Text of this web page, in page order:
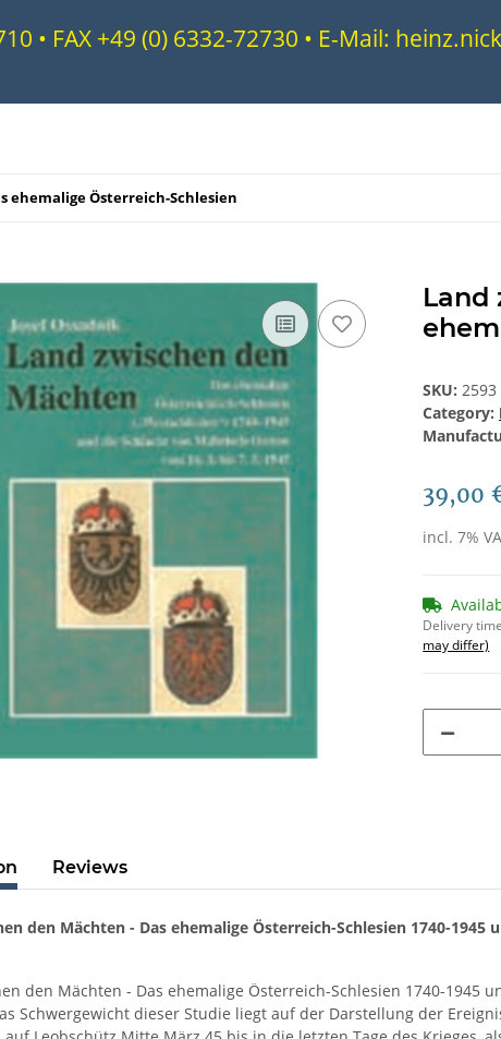
• FAX +49 (0) 6332-72730 • E-Mail:
ehemalige Österreich-Schlesien
Land
SKU:2593
Category:
39,00
incl. 7%
Delivery
may differ)
Reviews
den Mächten - Das ehemalige Österreich-Schlesien 1740-
den Mächten - Das ehemalige Österreich-Schlesien 1740-1945
Schwergewicht dieser Studie liegt auf der Darstellung der